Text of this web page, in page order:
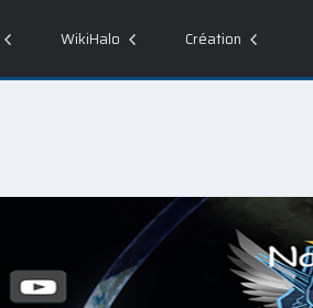
WikiHalo Création